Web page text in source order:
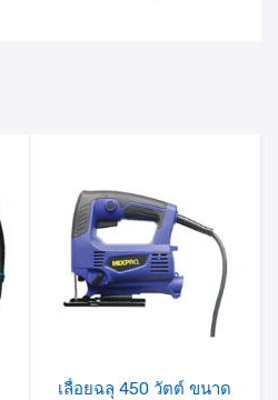
เลื่อยฉลุ 450 วัตต์ ขนาด